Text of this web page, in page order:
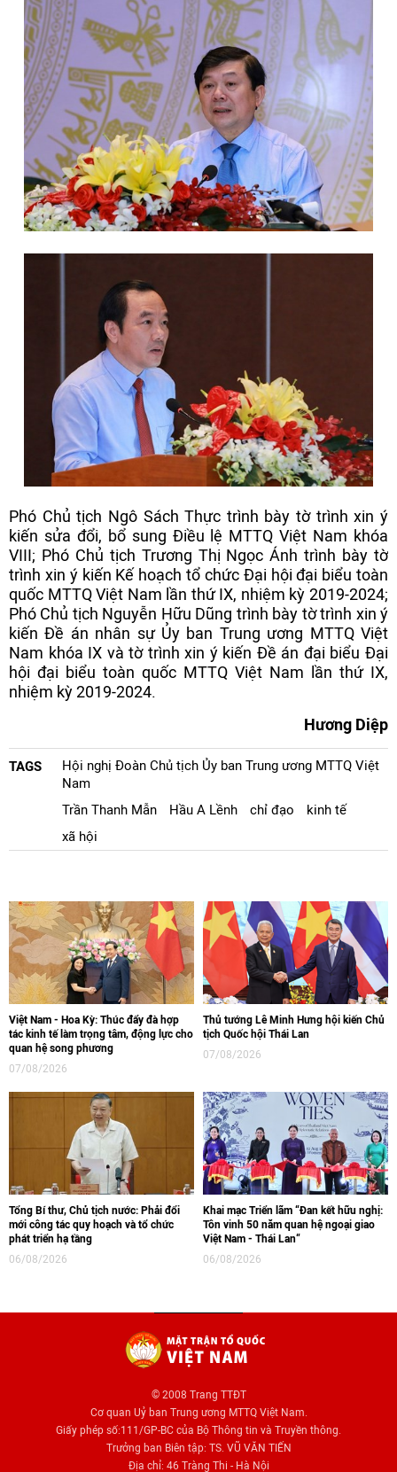
Phó Chủ tịch Ngô Sách Thực trình bày tờ trình xin ý
kiến sửa đổi, bổ sung Điều lệ MTTQ Việt Nam khóa
VIII; Phó Chủ tịch Trương Thị Ngọc Ánh trình bày tờ
trình xin ý kiến Kế hoạch tổ chức Đại hội đại biểu toàn
quốc MTTQ Việt Nam lần thứ IX, nhiệm kỳ 2019-2024;
Phó Chủ tịch Nguyễn Hữu Dũng trình bày tờ trình xin ý
kiến Đề án nhân sự Ủy ban Trung ương MTTQ Việt
Nam khóa IX và tờ trình xin ý kiến Đề án đại biểu Đại
hội đại biểu toàn quốc MTTQ Việt Nam lần thứ IX,
nhiệm kỳ 2019-2024.
Hương Diệp
TAGS
Hội nghị Đoàn Chủ tịch Ủy ban Trung ương MTTQ Việt
Nam
Trần Thanh Mẫn
Hầu A Lềnh chỉ đạo
kinh tế
xã hội
Việt Nam - Hoa Kỳ: Thúc đẩy đà hợp
tác kinh tế làm trọng tâm, động lực cho
quan hệ song phương
07/08/2026
Thủ tướng Lê Minh Hưng hội kiến Chủ
tịch Quốc hội Thái Lan
07/08/2026
Tổng Bí thư, Chủ tịch nước: Phải đổi
mới công tác quy hoạch và tổ chức
phát triển hạ tầng
06/08/2026
Khai mạc Triển lãm “Đan kết hữu nghị:
Tôn vinh 50 năm quan hệ ngoại giao
Việt Nam - Thái Lan“
06/08/2026
© 2008 Trang TTĐT
Cơ quan Uỷ ban Trung ương MTTQ Việt Nam.
Giấy phép số:111/GP-BC của Bộ Thông tin và Truyền thông.
Trưởng ban Biên tập: TS. VŨ VĂN TIẾN
Địa chỉ: 46 Tràng Thi - Hà Nội